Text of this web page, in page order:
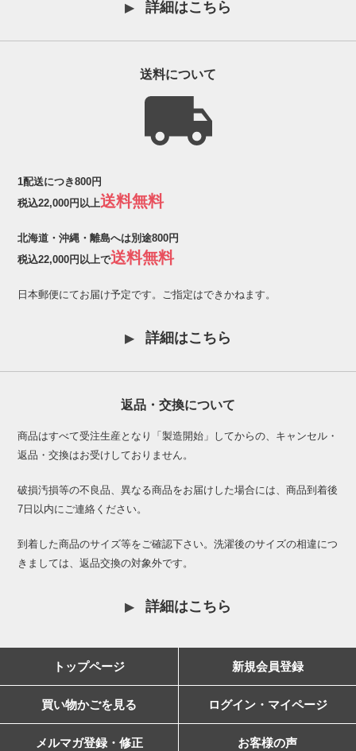
詳細はこちら
送料について
1配送につき800円
税込22,000円以上送料無料
北海道・沖縄・離島へは別途800円
税込22,000円以上で送料無料
日本郵便にてお届け予定です。ご指定はできかねます。
詳細はこちら
返品・交換について
商品はすべて受注生産となり「製造開始」してからの、キャンセル・
返品・交換はお受けしておりません。
破損汚損等の不良品、異なる商品をお届けした場合には、商品到着後
7日以内にご連絡ください。
到着した商品のサイズ等をご確認下さい。洗濯後のサイズの相違につ
きましては、返品交換の対象外です。
詳細はこちら
トップページ 新規会員登録
買い物かごを見る ログイン・マイページ
メルマガ登録・修正 お客様の声